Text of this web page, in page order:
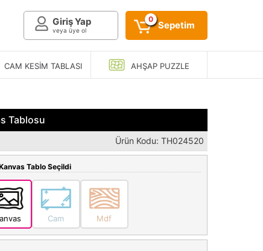
Giriş Yap
veya üye ol
0
Sepetim
CAM KESIM TABLASI AHŞAPPUZZLE
Tablosu
Ürün Kodu: TH024520
Tablo Seçildi
Cam Mdf